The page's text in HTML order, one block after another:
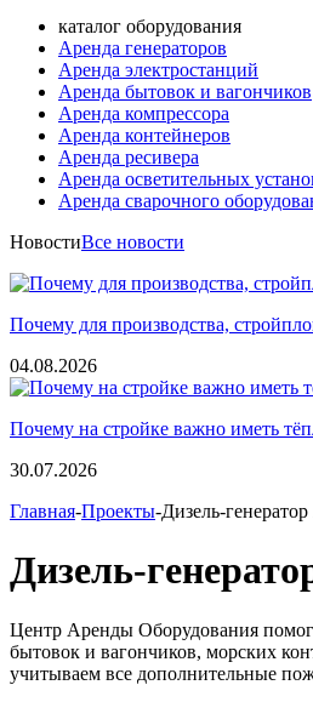
каталог оборудования
Аренда генераторов
Аренда электростанций
Аренда бытовок и вагончиков
Аренда компрессора
Аренда контейнеров
Аренда ресивера
Аренда осветительных
Аренда сварочного
НовостиВсе новости
Почему для производства,
04.08.2026
Почему на стройке важно иметь
30.07.2026
Главная-Проекты-Дизель-
Дизель-
Центр Аренды Оборудования
бытовок и вагончиков, морских
учитываем все дополнительные